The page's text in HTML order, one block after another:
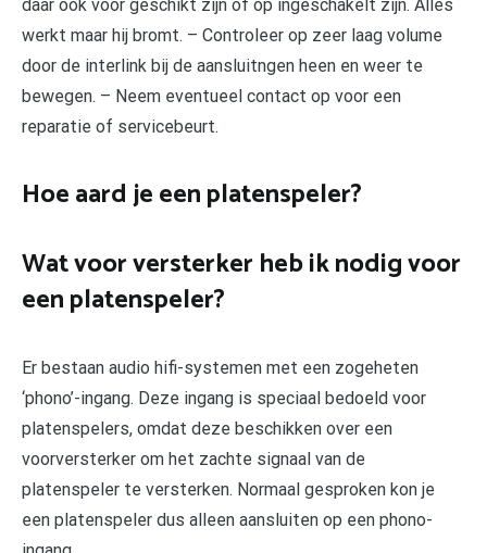
daar ook voor geschikt zijn of op ingeschakelt zijn. Alles
werkt maar hij bromt. – Controleer op zeer laag volume
door de interlink bij de aansluitngen heen en weer te
bewegen. – Neem eventueel contact op voor een
reparatie of servicebeurt.
Hoe aard je een platenspeler?
Wat voor versterker heb ik nodig voor
een platenspeler?
Er bestaan audio hifi-systemen met een zogeheten
‘phono’-ingang. Deze ingang is speciaal bedoeld voor
platenspelers, omdat deze beschikken over een
voorversterker om het zachte signaal van de
platenspeler te versterken. Normaal gesproken kon je
een platenspeler dus alleen aansluiten op een phono-